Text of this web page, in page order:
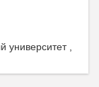
университет ,